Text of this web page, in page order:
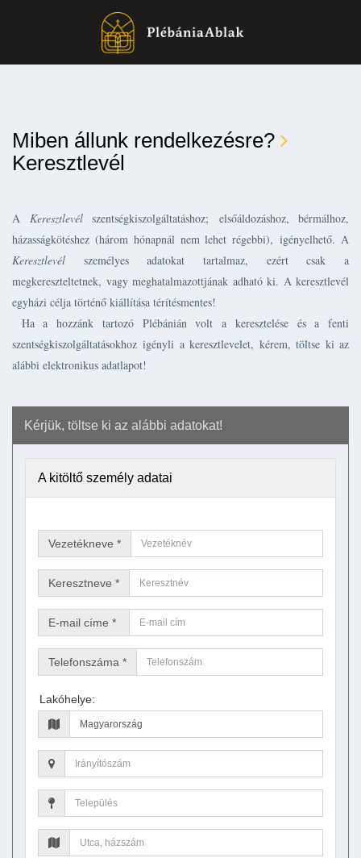
Miben állunk rendelkezésre?
Keresztlevél
A Keresztlevél szentségkiszolgáltatáshoz; elsőáldozáshoz, bérmálhoz,
házasságkötéshez (három hónapnál nem lehet régebbi), igényelhető. A
Keresztlevél személyes adatokat tartalmaz, ezért csak a
megkereszteltetnek, vagy meghatalmazottjának adható ki. A keresztlevél
egyházi célja történő kiállítása térítésmentes!
Ha a hozzánk tartozó Plébánián volt a keresztelése és a fenti
szentségkiszolgáltatásokhoz igényli a keresztlevelet, kérem, töltse ki az
alábbi elektronikus adatlapot!
Kérjük, töltse ki az alábbi adatokat!
A kitöltő személy adatai
Vezetékneve *
Keresztneve *
E-mail címe *
Telefonszáma *
Lakóhelye: